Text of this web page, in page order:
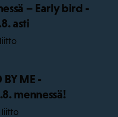
– Early bird -
asti
ME -
mennessä!
liitto